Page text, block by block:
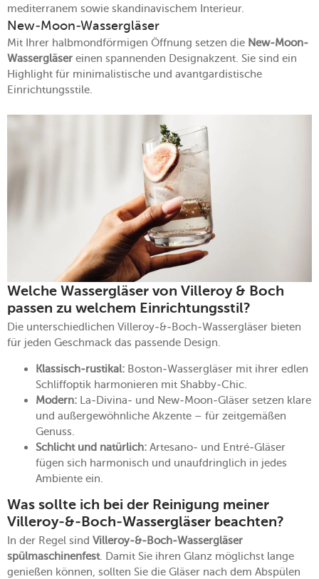
mediterranem sowie skandinavischem Interieur.
New-Moon-Wassergläser
Mit Ihrer halbmondförmigen Öffnung setzen die New-Moon-
Wassergläser einen spannenden Designakzent. Sie sind ein
Highlight für minimalistische und avantgardistische
Einrichtungsstile.
Welche Wassergläser von Villeroy & Boch
passen zu welchem Einrichtungsstil?
Die unterschiedlichen Villeroy-&-Boch-Wassergläser bieten
für jeden Geschmack das passende Design.
Klassisch-rustikal: Boston-Wassergläser mit ihrer edlen
Schliffoptik harmonieren mit Shabby-Chic.
Modern: La-Divina- und New-Moon-Gläser setzen klare
und außergewöhnliche Akzente – für zeitgemäßen
Genuss.
Schlicht und natürlich: Artesano- und Entré-Gläser
fügen sich harmonisch und unaufdringlich in jedes
Ambiente ein.
Was sollte ich bei der Reinigung meiner
Villeroy-&-Boch-Wassergläser beachten?
In der Regel sind Villeroy-&-Boch-Wassergläser
spülmaschinenfest. Damit Sie ihren Glanz möglichst lange
genießen können, sollten Sie die Gläser nach dem Abspülen